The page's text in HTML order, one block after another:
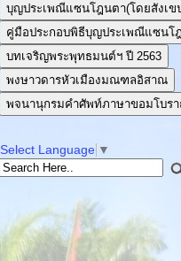
บุญประเพณีแซนโฎนตา(โดยสังเข
คู่มือประกอบพิธีบุญประเพณีแซนโ
บทเจริญพระพุทธมนต์ฯ ปี 2563
พงษาวดารหัวเมืองมณฑลอิสาณ
พจนานุกรมคำศัพท์ภาษาขอมโบร
Select Language ▼